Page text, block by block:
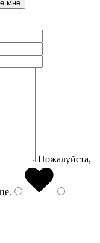
Пожалуйста,
.